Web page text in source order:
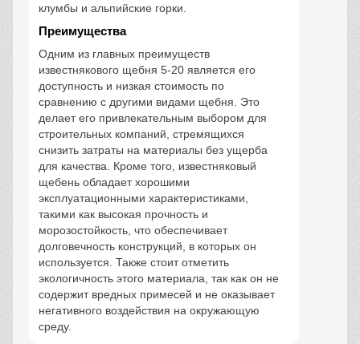
клумбы и альпийские горки.
Преимущества
Одним из главных преимуществ
известнякового щебня 5-20 является его
доступность и низкая стоимость по
сравнению с другими видами щебня. Это
делает его привлекательным выбором для
строительных компаний, стремящихся
снизить затраты на материалы без ущерба
для качества. Кроме того, известняковый
щебень обладает хорошими
эксплуатационными характеристиками,
такими как высокая прочность и
морозостойкость, что обеспечивает
долговечность конструкций, в которых он
используется. Также стоит отметить
экологичность этого материала, так как он не
содержит вредных примесей и не оказывает
негативного воздействия на окружающую
среду.